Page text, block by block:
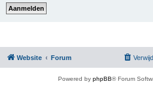
Website Forum
Powered by phpBB® Forum